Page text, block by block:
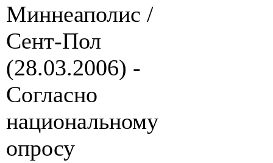
Миннеаполис /
Сент-Пол
(28.03.2006) -
Согласно
национальному
опросу